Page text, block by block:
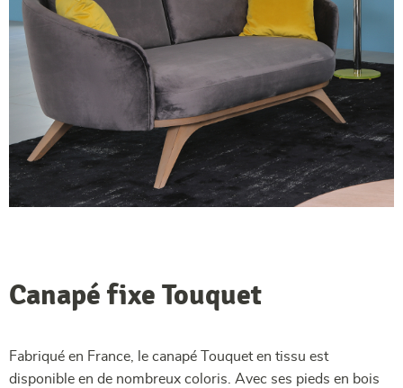
Canapé fixe Touquet
Fabriqué en France, le canapé Touquet en tissu est
disponible en de nombreux coloris. Avec ses pieds en bois